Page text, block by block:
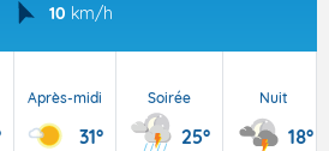
10 km/h
Après-midi
31°
Soirée
25°
Nuit
18°